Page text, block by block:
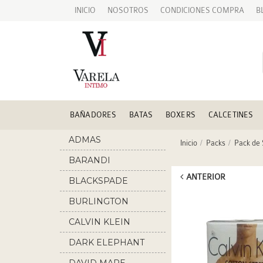
INICIO NOSOTROS CONDICIONES COMPRA
BAÑADORES BATAS BOXERS CALCETINES
ADMAS
BARANDI
BLACKSPADE
BURLINGTON
CALVIN KLEIN
DARK ELEPHANT
Inicio Packs Pack de
ANTERIOR